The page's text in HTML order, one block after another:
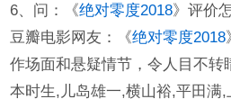
6、问：《绝对零度2018》评价
豆瓣电影网友：《绝对零度2018
作场面和悬疑情节，令人目不转
本时生,儿岛雄一,横山裕,平田满